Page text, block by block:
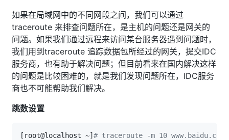
如果在局域网中的不同网段之间，我们可以通过
traceroute 来排查问题所在，是主机的问题还是网关的
问题。如果我们通过远程来访问某台服务器遇到问题时，
我们用到traceroute 追踪数据包所经过的网关，提交IDC
服务商，也有助于解决问题；但目前看来在国内解决这样
的问题是比较困难的，就是我们发现问题所在，IDC服务
商也不可能帮助我们解决。
跳数设置
[ root@localhost ~] # traceroute -m 10 www.baidu.com